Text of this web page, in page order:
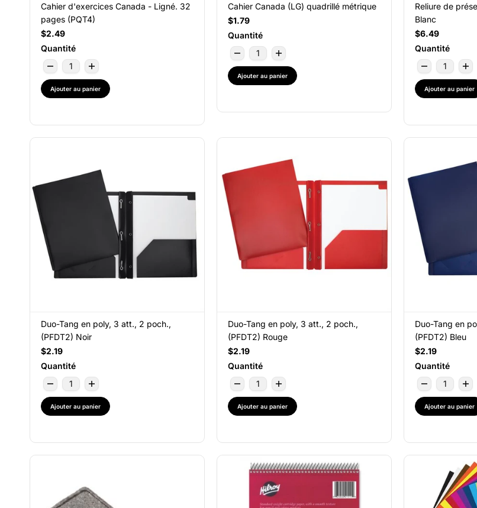
Cahier d'exercices Canada - Ligné. 32
pages (PQT4)
$2.49
Quantité
Ajouter au panier
Cahier Canada (LG) quadrillé métrique
$1.79
Quantité
Ajouter au panier
Reliure de
Blanc
$6.49
Quantité
Ajouter au panier
Duo-Tang en poly, 3 att., 2 poch.,
(PFDT2) Noir
$2.19
Quantité
Ajouter au panier
Duo-Tang en poly, 3 att., 2 poch.,
(PFDT2) Rouge
$2.19
Quantité
Ajouter au panier
Duo-Tang en
(PFDT2) Bleu
$2.19
Quantité
Ajouter au panier